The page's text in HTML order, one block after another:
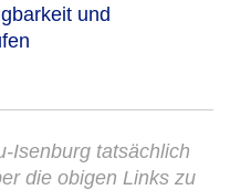
und
Isenburg tatsächlich
die obigen Links zu